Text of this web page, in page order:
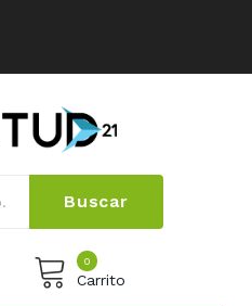
Buscar
0
Carrito